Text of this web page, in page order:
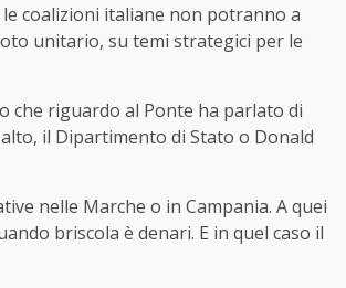
coalizioni italiane non potranno a
unitario, su temi strategici per le
che riguardo al Ponte ha parlato di
il Dipartimento di Stato o Donald
nelle Marche o in Campania. A quei
briscola è denari. E in quel caso il